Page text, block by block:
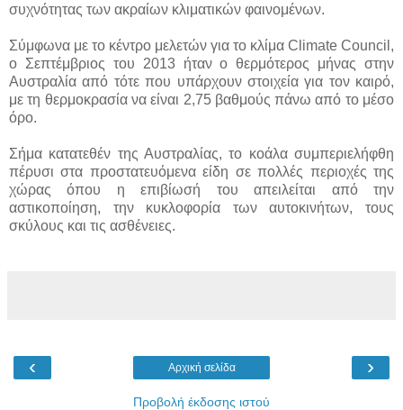
συχνότητας των ακραίων κλιματικών φαινομένων.
Σύμφωνα με το κέντρο μελετών για το κλίμα Climate Council,
ο Σεπτέμβριος του 2013 ήταν ο θερμότερος μήνας στην
Αυστραλία από τότε που υπάρχουν στοιχεία για τον καιρό,
με τη θερμοκρασία να είναι 2,75 βαθμούς πάνω από το μέσο
όρο.
Σήμα κατατεθέν της Αυστραλίας, το κοάλα συμπεριελήφθη
πέρυσι στα προστατευόμενα είδη σε πολλές περιοχές της
χώρας όπου η επιβίωσή του απειλείται από την
αστικοποίηση, την κυκλοφορία των αυτοκινήτων, τους
σκύλους και τις ασθένειες.
‹ ›
Αρχική σελίδα
Προβολή έκδοσης ιστού